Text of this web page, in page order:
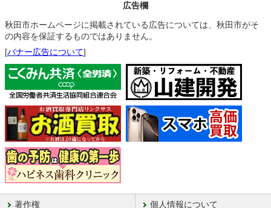
広告欄
秋田市ホームページに掲載されている広告については、秋田市がそ
の内容を保証するものではありません。
[バナー広告について]
著作権 個人情報について